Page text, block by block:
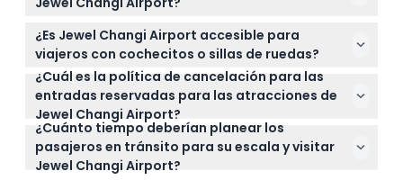
disponibilidad en tiempo real y asegurar su entrada
a varias atracciones.
Es mejor usar pantalones o pantalones cortos y
zapatos cómodos y cerrados para disfrutar
plenamente de las actividades, especialmente las
de Canopy Park.
¿Es Jewel Changi Airport accesible para
viajeros con cochecitos o sillas de ruedas?
Sí, Jewel Changi Airport es accesible para
cochecitos y sillas de ruedas, facilitando que
familias y visitantes con necesidades de movilidad
exploren las atracciones.
¿Cuál es la política de cancelación para las
entradas reservadas para las atracciones de
Jewel Changi Airport?
Las entradas para las atracciones de Jewel Changi
Airport no son reembolsables y no pueden
cancelarse bajo ninguna circunstancia.
¿Cuánto tiempo deberían planear los
pasajeros en tránsito para su escala y visitar
Jewel Changi Airport?
Los pasajeros en tránsito deberían tener al menos